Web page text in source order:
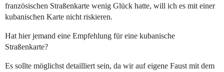
französischen Straßenkarte wenig Glück hatte, will ich es mit einer
kubanischen Karte nicht riskieren.
Hat hier jemand eine Empfehlung für eine kubanische
Straßenkarte?
Es sollte möglichst detailliert sein, da wir auf eigene Faust mit dem